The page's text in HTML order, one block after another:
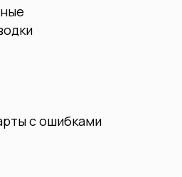
с ошибками